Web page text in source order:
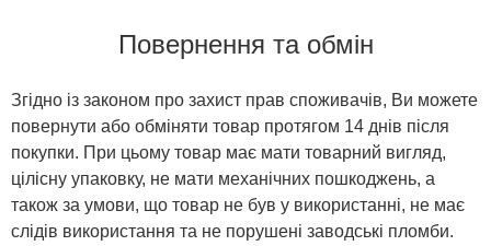
Повернення та обмін
Згідно із законом про захист прав споживачів, Ви можете
повернути або обміняти товар протягом 14 днів після
покупки. При цьому товар має мати товарний вигляд,
цілісну упаковку, не мати механічних пошкоджень, а
також за умови, що товар не був у використанні, не має
слідів використання та не порушені заводські пломби.